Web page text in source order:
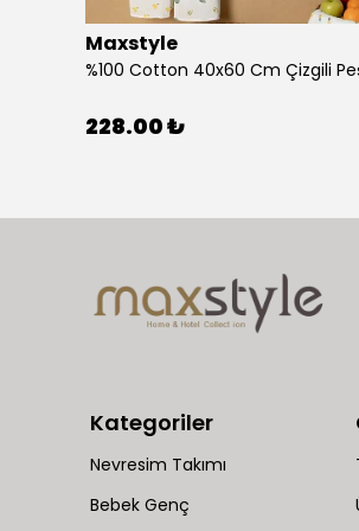
Maxstyle
228.00 ₺
Kategoriler
Nevresim Takımı
Bebek Genç